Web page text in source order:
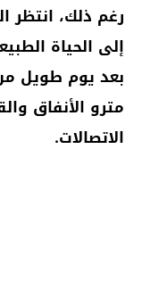
رغم ذلك، انتظر
إلى الحياة
بعد يوم طويل
مترو الأنفاق
الاتصالات.